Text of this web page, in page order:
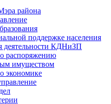
района
поддержке населения
деятельности КДНиЗП
распоряжению
имуществом
экономике